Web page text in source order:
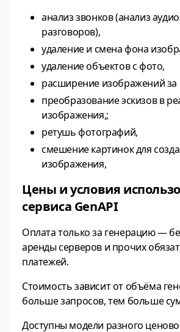
анализ звонков (анализ
разговоров),
удаление и смена фона
удаление объектов с фото,
расширение изображений за
преобразование эскизов в
изображения,;
ретушь фотографий,
смешение картинок для
изображения,
Цены и условия
сервиса GenAPI
Оплата только за генерацию —
аренды серверов и прочих
платежей.
Стоимость зависит от объёма
больше запросов, тем больше
Доступны модели разного